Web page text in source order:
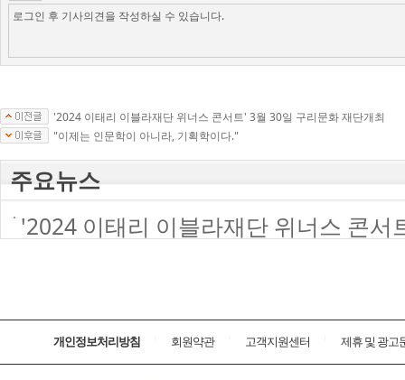
'2024 이태리 이블라재단 위너스 콘서트' 3월 30일 구리문화 재단개최
"이제는 인문학이 아니라, 기획학이다."
주요뉴스
'2024 이태리 이블라재단 위너스 콘
개인정보처리방침 회원약관 고객지원센터 제휴 및 광고